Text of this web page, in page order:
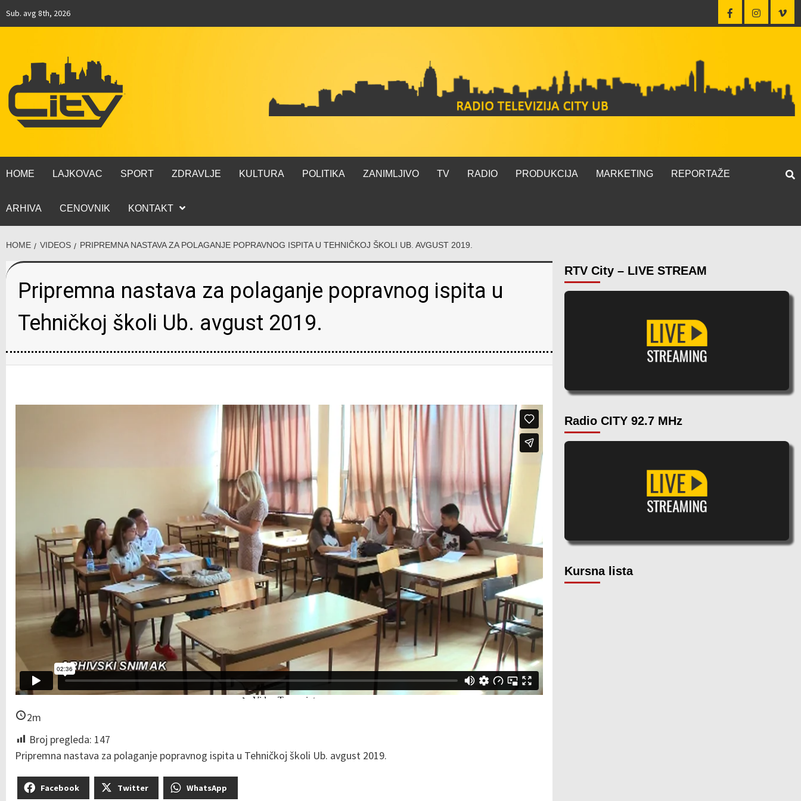
Sub. avg 8th, 2026
HOME LAJKOVAC SPORT ZDRAVLJE KULTURA POLITIKA ZANIMLJIVO TV RADIO PRODUKCIJA MARKETING REPORTAŽE
ARHIVA CENOVNIK KONTAKT
HOME VIDEOS PRIPREMNA NASTAVA ZA POLAGANJE POPRAVNOG ISPITA U TEHNIČKOJ ŠKOLI UB. AVGUST 2019.
Pripremna nastava za polaganje popravnog ispita u
Tehničkoj školi Ub. avgust 2019.
2m
Broj pregleda: 147
Pripremna nastava za polaganje popravnog ispita u Tehničkoj školi Ub. avgust 2019.
Facebook Twitter WhatsApp
RTV City – LIVE STREAM
Radio CITY 92.7 MHz
Kursna lista